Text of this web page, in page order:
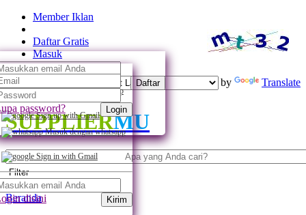
Member Iklan
Daftar Gratis
Daftar
Daftar dengan whatsapp
Sign up with Gmail
Masuk
password? Login
Masuk dengan whatsapp
Sign in with Gmail
disini Kirim
Powered by Translate
SUPPLIERMU
Filter
Beranda